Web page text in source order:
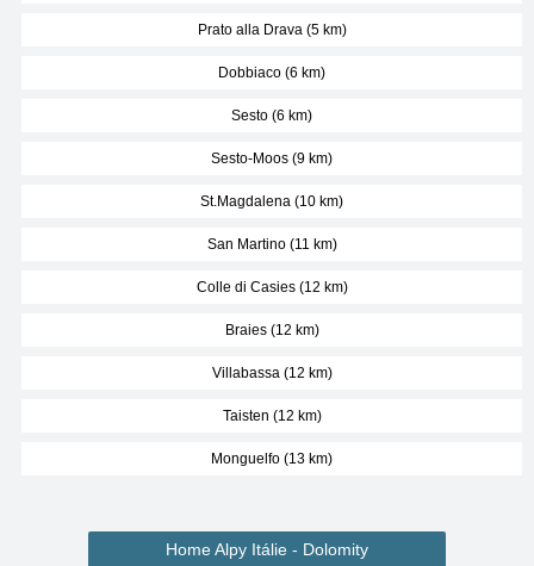
Prato alla Drava (5 km)
Dobbiaco (6 km)
Sesto (6 km)
Sesto-Moos (9 km)
St.Magdalena (10 km)
San Martino (11 km)
Colle di Casies (12 km)
Braies (12 km)
Villabassa (12 km)
Taisten (12 km)
Monguelfo (13 km)
Home Alpy Itálie - Dolomity